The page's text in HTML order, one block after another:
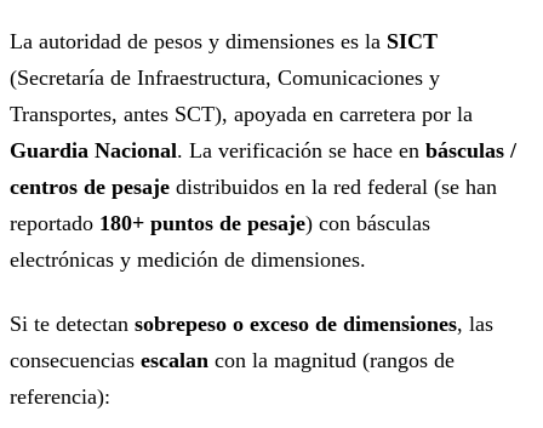
La autoridad de pesos y dimensiones es la SICT
(Secretaría de Infraestructura, Comunicaciones y
Transportes, antes SCT), apoyada en carretera por la
Guardia Nacional. La verificación se hace en básculas /
centros de pesaje distribuidos en la red federal (se han
reportado 180+ puntos de pesaje) con básculas
electrónicas y medición de dimensiones.
Si te detectan sobrepeso o exceso de dimensiones, las
consecuencias escalan con la magnitud (rangos de
referencia):